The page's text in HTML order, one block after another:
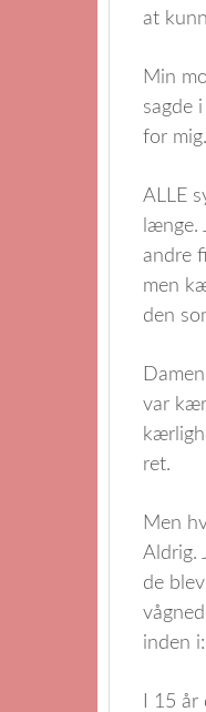
at
Min
sagde
for mig.
ALLE
længe.
andre
men
den
var
ret.
Men
Aldrig.
de
inden
I 15